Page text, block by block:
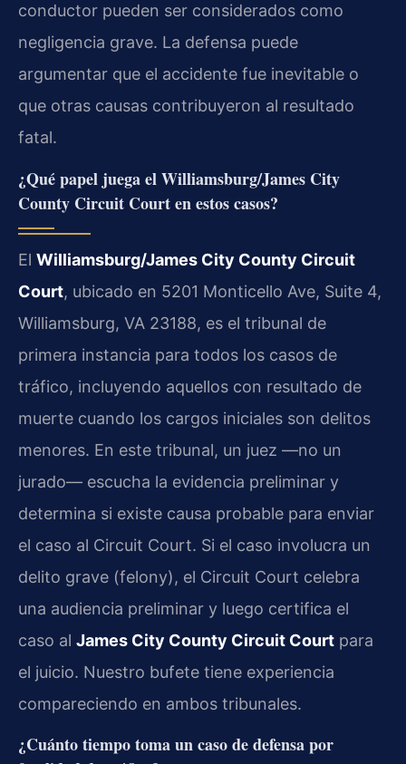
conductor pueden ser considerados como
negligencia grave. La defensa puede
argumentar que el accidente fue inevitable o
que otras causas contribuyeron al resultado
fatal.
¿Qué papel juega el Williamsburg/James City
County Circuit Court en estos casos?
El Williamsburg/James City County Circuit
Court, ubicado en 5201 Monticello Ave, Suite 4,
Williamsburg, VA 23188, es el tribunal de
primera instancia para todos los casos de
tráfico, incluyendo aquellos con resultado de
muerte cuando los cargos iniciales son delitos
menores. En este tribunal, un juez —no un
jurado— escucha la evidencia preliminar y
determina si existe causa probable para enviar
el caso al Circuit Court. Si el caso involucra un
delito grave (felony), el Circuit Court celebra
una audiencia preliminar y luego certifica el
caso al James City County Circuit Court para
el juicio. Nuestro bufete tiene experiencia
compareciendo en ambos tribunales.
¿Cuánto tiempo toma un caso de defensa por